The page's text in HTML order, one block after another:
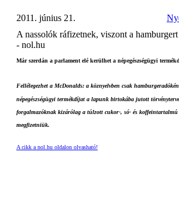
2011. június 21.
A nassolók ráfizetnek, viszont a
- nol.hu
Már szerdán a parlament elé kerülhet a népegészségügyi
Fellélegezhet a McDonalds: a köznyelvben csak
népegészségügyi termékdíjat a lapunk birtokába jutott
forgalmazóknak kizárólag a túlzott cukor-, só- és koffeintartalmú
megfizetniük.
A cikk a nol.hu oldalon olvasható!